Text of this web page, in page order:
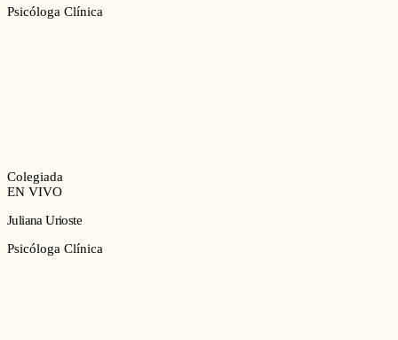
Psicóloga Clínica
Colegiada
EN VIVO
Juliana Urioste
Psicóloga Clínica